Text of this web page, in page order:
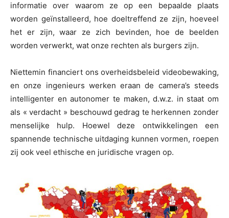
informatie over waarom ze op een bepaalde plaats
worden geïnstalleerd, hoe doeltreffend ze zijn, hoeveel
het er zijn, waar ze zich bevinden, hoe de beelden
worden verwerkt, wat onze rechten als burgers zijn.
Niettemin financiert ons overheidsbeleid videobewaking,
en onze ingenieurs werken eraan de camera’s steeds
intelligenter en autonomer te maken, d.w.z. in staat om
als « verdacht » beschouwd gedrag te herkennen zonder
menselijke hulp. Hoewel deze ontwikkelingen een
spannende technische uitdaging kunnen vormen, roepen
zij ook veel ethische en juridische vragen op.